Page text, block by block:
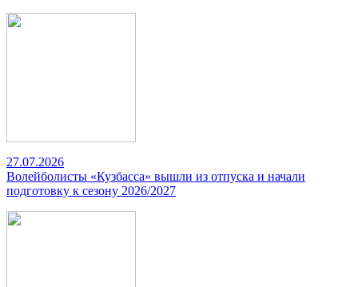
27.07.2026
Волейболисты «Кузбасса» вышли из отпуска и начали
подготовку к сезону 2026/2027